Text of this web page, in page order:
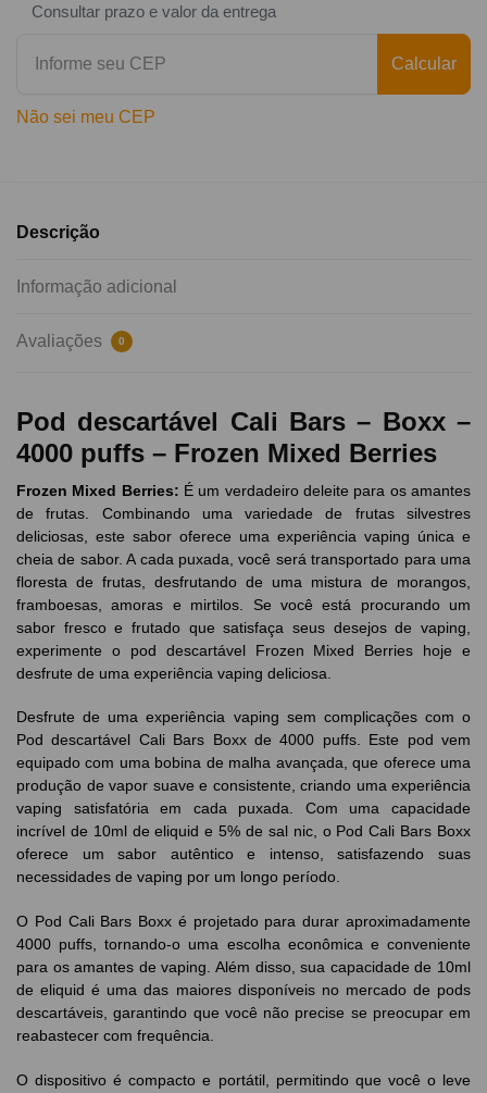
Consultar prazo e valor da entrega
Calcular
Não sei meu CEP
Descrição
Informação adicional
Avaliações 0
Pod descartável Cali Bars – Boxx –
4000 puffs – Frozen Mixed Berries
Frozen Mixed Berries: É um verdadeiro deleite para os amantes
de frutas. Combinando uma variedade de frutas silvestres
deliciosas, este sabor oferece uma experiência vaping única e
cheia de sabor. A cada puxada, você será transportado para uma
floresta de frutas, desfrutando de uma mistura de morangos,
framboesas, amoras e mirtilos. Se você está procurando um
sabor fresco e frutado que satisfaça seus desejos de vaping,
experimente o pod descartável Frozen Mixed Berries hoje e
desfrute de uma experiência vaping deliciosa.
Desfrute de uma experiência vaping sem complicações com o
Pod descartável Cali Bars Boxx de 4000 puffs. Este pod vem
equipado com uma bobina de malha avançada, que oferece uma
produção de vapor suave e consistente, criando uma experiência
vaping satisfatória em cada puxada. Com uma capacidade
incrível de 10ml de eliquid e 5% de sal nic, o Pod Cali Bars Boxx
oferece um sabor autêntico e intenso, satisfazendo suas
necessidades de vaping por um longo período.
O Pod Cali Bars Boxx é projetado para durar aproximadamente
4000 puffs, tornando-o uma escolha econômica e conveniente
para os amantes de vaping. Além disso, sua capacidade de 10ml
de eliquid é uma das maiores disponíveis no mercado de pods
descartáveis, garantindo que você não precise se preocupar em
reabastecer com frequência.
O dispositivo é compacto e portátil, permitindo que você o leve